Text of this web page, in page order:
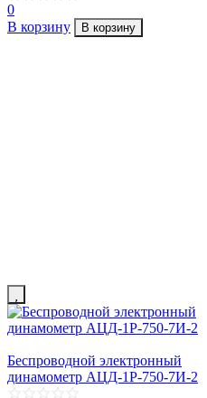
0
В корзину
В корзину
Беспроводной электронный
динамометр АЦД-1Р-750-7И-2